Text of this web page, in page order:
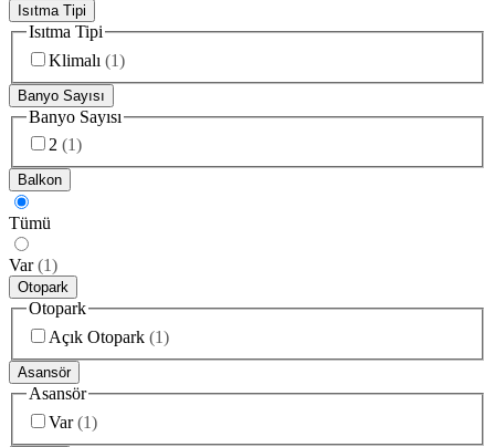
Isıtma Tipi
Isıtma Tipi
Klimalı (1)
Banyo Sayısı
Banyo Sayısı
2 (1)
Balkon
Tümü
Var (1)
Otopark
Otopark
Açık Otopark (1)
Asansör
Asansör
Var (1)